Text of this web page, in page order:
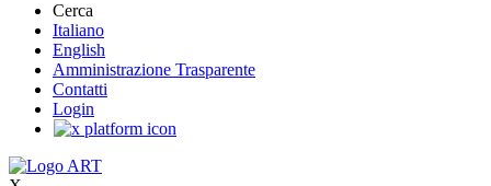
Cerca
Italiano
English
Amministrazione Trasparente
Contatti
Login